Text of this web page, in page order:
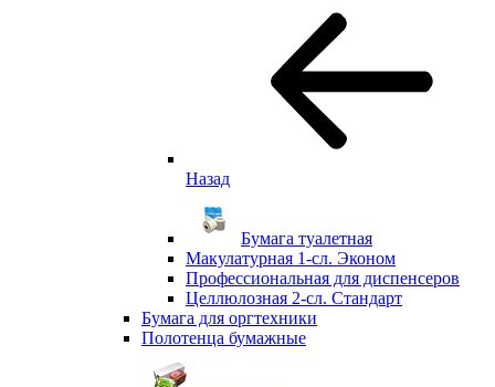
Назад
Бумага туалетная
Макулатурная 1-сл. Эконом
Профессиональная для диспенсеров
Целлюлозная 2-сл. Стандарт
Бумага для оргтехники
Полотенца бумажные